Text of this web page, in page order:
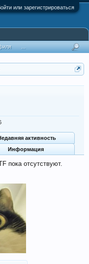
или зарегистрироваться
активность
Информация
пока отсутствуют.